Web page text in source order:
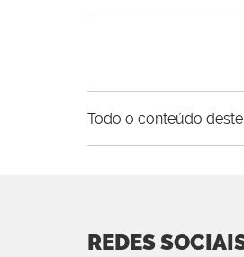
Todo o conteúdo
REDES